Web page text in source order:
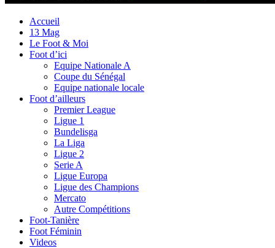
Accueil
13 Mag
Le Foot & Moi
Foot d’ici
Equipe Nationale A
Coupe du Sénégal
Equipe nationale locale
Foot d’ailleurs
Premier League
Ligue 1
Bundelisga
La Liga
Ligue 2
Serie A
Ligue Europa
Ligue des Champions
Mercato
Autre Compétitions
Foot-Tanière
Foot Féminin
Videos